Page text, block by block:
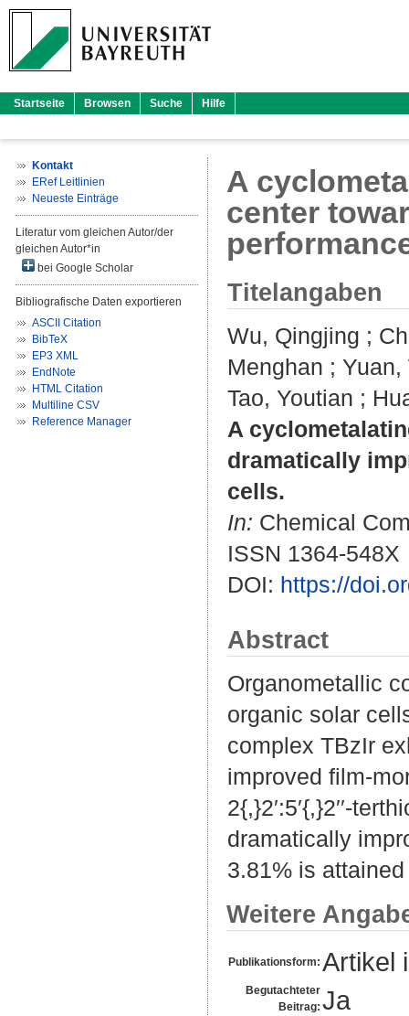
Startseite Browsen Suche Hilfe
Kontakt
ERef Leitlinien
Neueste Einträge
Literatur vom gleichen Autor/der
gleichen Autor*in
bei Google Scholar
Bibliografische Daten exportieren
ASCII Citation
BibTeX
EP3 XML
EndNote
HTML Citation
Multiline CSV
Reference Manager
A
center
Titelangaben
Wu, Qingjing ;
Menghan ; Yuan,
Tao, Youtian ;
A
dramatically
cells.
In: Chemical
ISSN 1364-548X
DOI: https://
Abstract
Organometallic
organic solar
complex TBzIr
improved film-
2{,}2′:5′{,}2′′-
dramatically
3.81% is
Weitere
Publikationsform: Artikel
Begutachteter
Beitrag: Ja